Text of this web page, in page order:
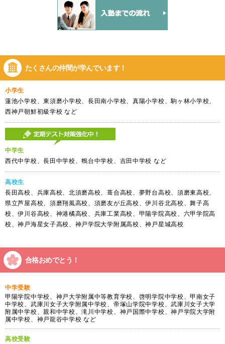
たくさんの仲間が学んでいます！
小学生
蓮池小学校、東須磨小学校、長田南小学校、真陽小学校、駒ヶ林小学校、
西神戸朝鮮初級学校 など
中学生
西代中学校、長田中学校、鵯台中学校、吉田中学校 など
高校生
長田高校、兵庫高校、北須磨高校、葺合高校、夢野台高校、須磨東高校、
県立芦屋高校、須磨翔風高校、須磨友が丘高校、伊川谷北高校、舞子高
校、伊川谷高校、神港橘高校、兵庫工業高校、甲陽学院高校、六甲学院高
校、神戸海星女子高校、神戸学院大学附属高校、神戸星城高校
合格おめでとう！
中学受験
甲陽学院中学校、神戸大学附属中等教育学校、啓明学院中学校、甲南女子
中学校、武庫川女子大学附属中学校、帝塚山学院中学校、武庫川女子大学
附属中学校、親和中学校、滝川中学校、神戸国際中学校、神戸学院大学附
属中学校、神戸龍谷中学校 など
高校受験